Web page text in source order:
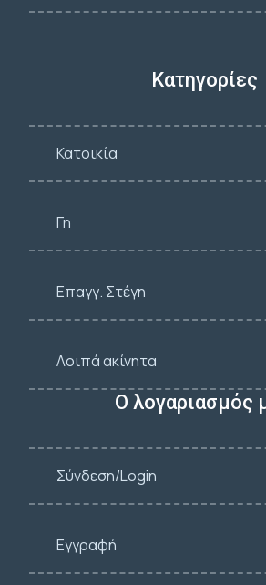
Κατηγορίες
Κατοικία
Γη
Επαγγ. Στέγη
Λοιπά ακίνητα
Ο λογαριασμός
Σύνδεση/Login
Εγγραφή